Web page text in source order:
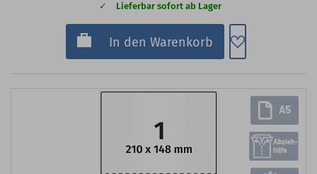
Lieferbar sofort ab Lager
In den Warenkorb Zum